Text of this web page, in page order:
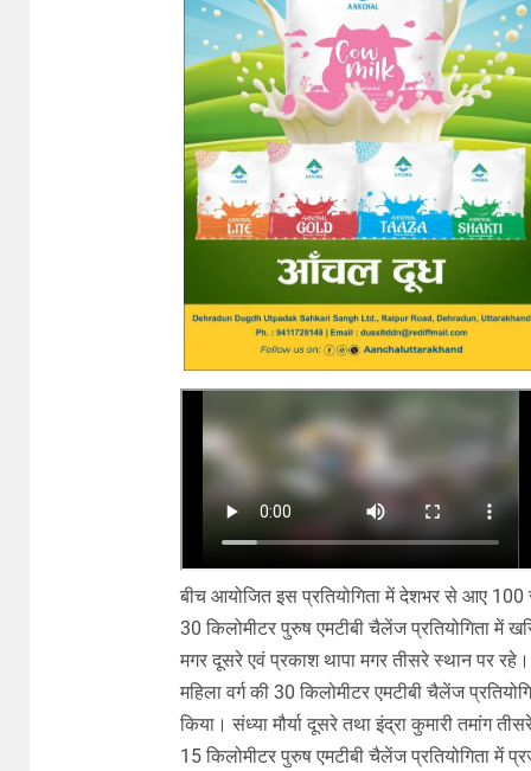
बीच आयोजित इस प्रतियोगिता में देशभर से आए 100
30 किलोमीटर पुरुष एमटीबी चैलेंज प्रतियोगिता में
मगर दूसरे एवं प्रकाश थापा मगर तीसरे स्थान पर रहे।
महिला वर्ग की 30 किलोमीटर एमटीबी चैलेंज
किया। संध्या मौर्या दूसरे तथा इंद्रा कुमारी तमांग
15 किलोमीटर पुरुष एमटीबी चैलेंज प्रतियोगिता में